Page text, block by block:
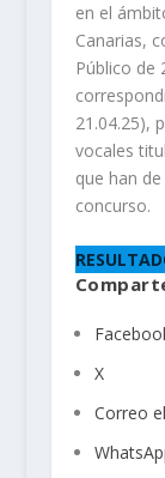
en el
Canarias,
Público de
21.04.25),
vocales
que han
concurso.
X
Correo